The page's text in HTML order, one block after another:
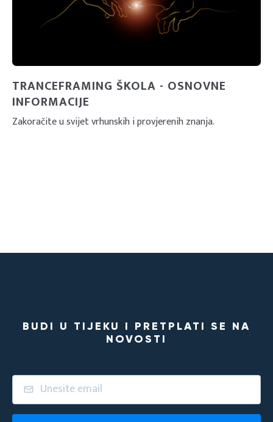
TRANCEFRAMING ŠKOLA - OSNOVNE
INFORMACIJE
Zakoračite u svijet vrhunskih i provjerenih znanja.
BUDI U TIJEKU I PRETPLATI SE NA
NOVOSTI